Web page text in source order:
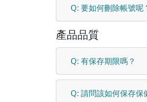
Q: 要如何刪除帳號呢
產品品質
Q: 有保存期限嗎？
Q: 請問該如何保存